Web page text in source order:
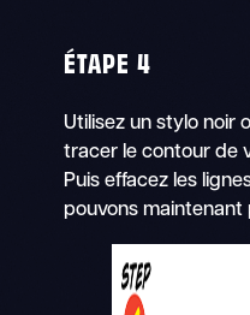
ÉTAPE 4
Utilisez un stylo noir
tracer le contour de
Puis effacez les
pouvons maintenant